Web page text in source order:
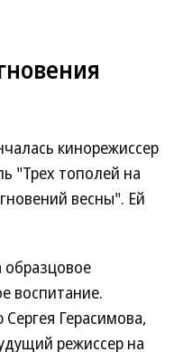
кинорежиссер
"Трех тополей на
весны". Ей
образцовое
воспитание.
Герасимова,
режиссер на